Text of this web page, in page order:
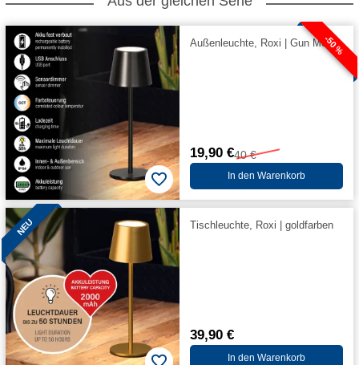
-50 %
Außenleuchte, Roxi | Gun Metal
19,90 €40 €
In den Warenkorb
NEU Tischleuchte, Roxi | goldfarben
39,90 €
In den Warenkorb